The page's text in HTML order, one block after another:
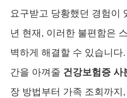
요구받고 당황했던 경험이
년 현재, 이러한 불편함은
벽하게 해결할 수 있습니다
간을 아껴줄 건강보험증 사
장 방법부터 가족 조회까지